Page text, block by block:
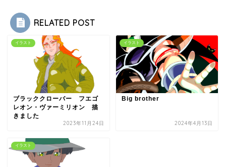
RELATED POST
イラスト
ブラッククローバー フエゴ
レオン・ヴァーミリオン 描
きました
2023年11月24日
イラスト
Big brother
2024年4月13日
イラスト